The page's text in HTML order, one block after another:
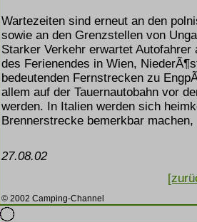
Wartezeiten sind erneut an den
sowie an den Grenzstellen von
Starker Verkehr erwartet
des Ferienendes in Wien,
bedeutenden Fernstrecken zu
allem auf der Tauernautobahn vor
werden. In Italien werden sich
Brennerstrecke bemerkbar
27.08.02
© 2002 Camping-Channel